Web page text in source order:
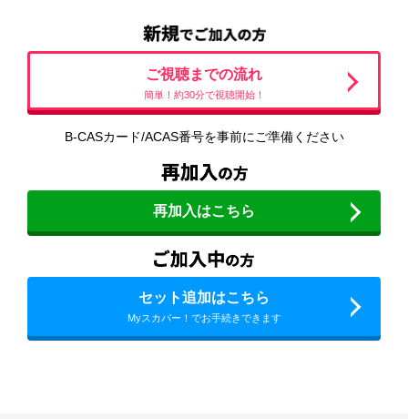
ご視聴までの流れ
簡単！約30分で視聴開始！
B-CASカード/ACAS番号を事前にご準備ください
再加入はこちら
セット追加はこちら
Myスカパー！でお手続きできます